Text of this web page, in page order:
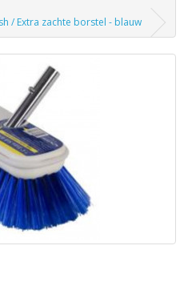
/ Extra zachte borstel - blauw